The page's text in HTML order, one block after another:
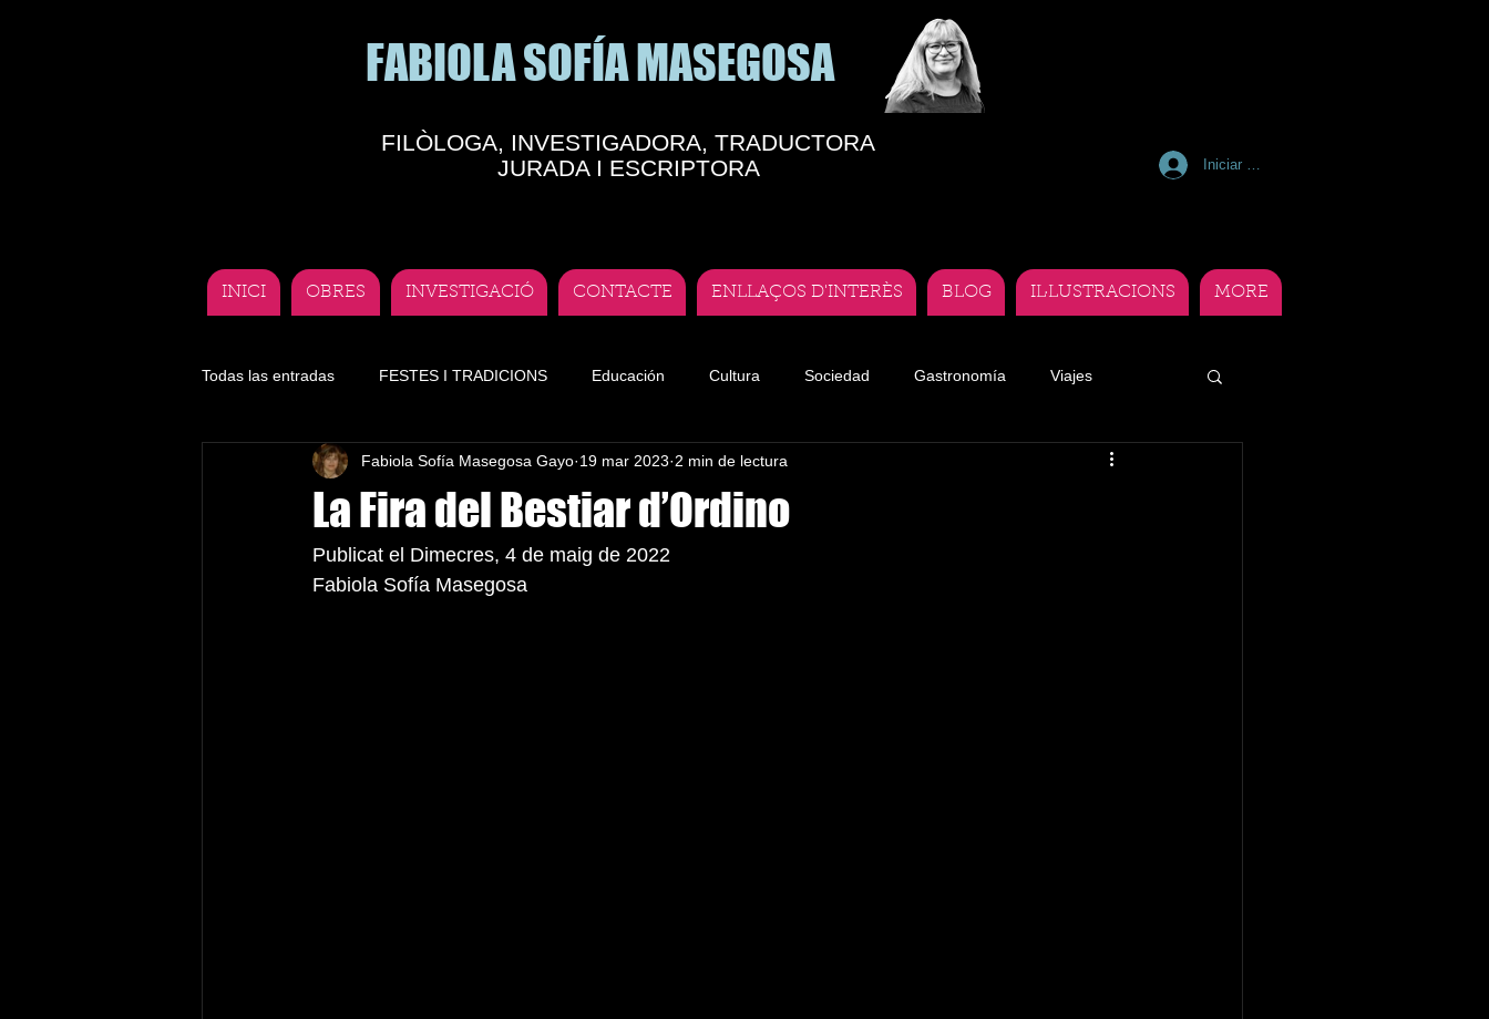
FABIOLA SOFÍA MASEGOSA
FILÒLOGA, INVESTIGADORA, TRADUCTORA
JURADA I ESCRIPTORA
Iniciar sesión
INICI OBRES INVESTIGACIÓ CONTACTE ENLLAÇOS D'INTERÈS BLOG IL·LUSTRACIONS MORE
Todas las entradas FESTES I TRADICIONS Educación Cultura Sociedad Gastronomía Viajes
Literatura Lengua Deporte Teatro andorrano
La Fira del Bestiar d’Ordino
Fabiola Sofía Masegosa Gayo 19 mar 2023 2 min de lectura
Publicat el Dimecres, 4 de maig de 2022
Fabiola Sofía Masegosa